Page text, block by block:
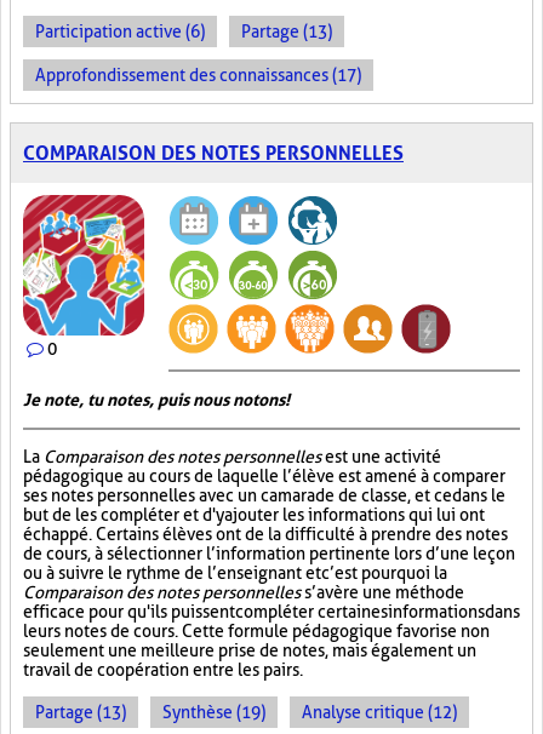
Participation active (6) Partage (13)
Approfondissement des connaissances (17)
COMPARAISON DES NOTES PERSONNELLES
0
Je note, tu notes, puis nous notons!
La Comparaison des notes personnellesest une activité
pédagogique au cours de laquelle l’élève est amené à comparer
ses notes personnelles avec un camarade de classe, et ce dans le
but de les compléter et d'y ajouter les informations qui lui ont
échappé. Certains élèves ont de la difficulté à prendre des notes
de cours, à sélectionner l’information pertinente lors d’une leçon
ou à suivre le rythme de l’enseignant et c’est pourquoi la
Comparaison des notes personnelless’avère une méthode
efficace pour qu'ils puissent compléter certaines informations dans
leurs notes de cours. Cette formule pédagogique favorise non
seulement une meilleure prise de notes, mais également un
travail de coopération entre les pairs.
Partage (13) Synthèse (19) Analyse critique (12)